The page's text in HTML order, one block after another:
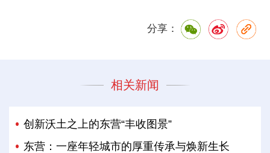
分享：
相关新闻
创新沃土之上的东营“丰收图景”
东营：一座年轻城市的厚重传承与焕新生长